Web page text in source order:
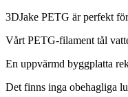
3DJake PETG är perfekt
Vårt PETG-filament tål
En uppvärmd byggplatta
Det finns inga obehagliga